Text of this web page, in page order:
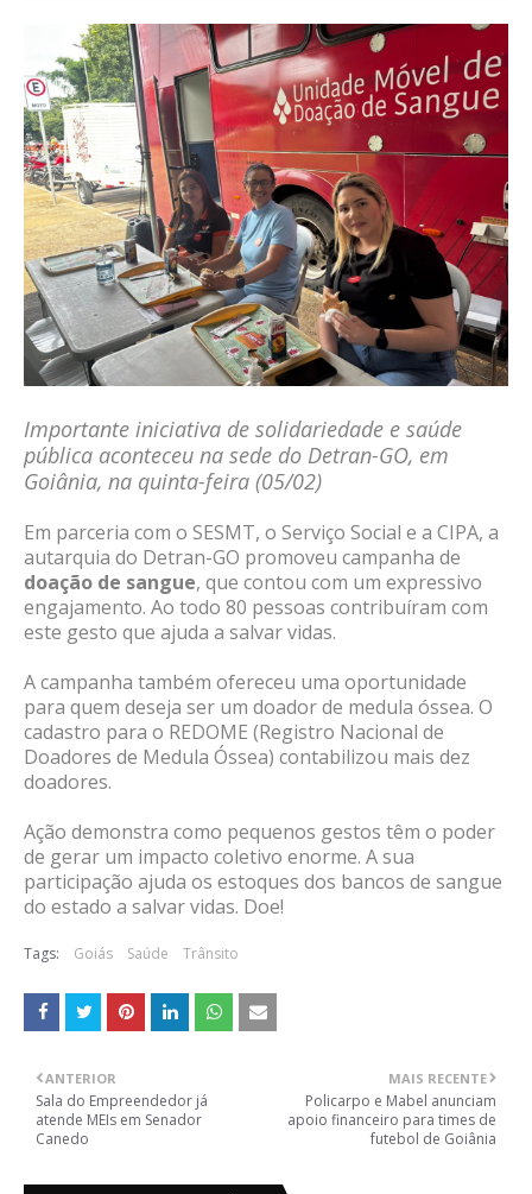
Importante iniciativa de solidariedade e saúde
pública aconteceu na sede do Detran-GO, em
Goiânia, na quinta-feira (05/02)
Em parceria com o SESMT, o Serviço Social e a CIPA, a
autarquia do Detran-GO promoveu campanha de
doação de sangue, que contou com um expressivo
engajamento. Ao todo 80 pessoas contribuíram com
este gesto que ajuda a salvar vidas.
A campanha também ofereceu uma oportunidade
para quem deseja ser um doador de medula óssea. O
cadastro para o REDOME (Registro Nacional de
Doadores de Medula Óssea) contabilizou mais dez
doadores.
Ação demonstra como pequenos gestos têm o poder
de gerar um impacto coletivo enorme. A sua
participação ajuda os estoques dos bancos de sangue
do estado a salvar vidas. Doe!
Tags: Goiás Saúde Trânsito
MAIS RECENTE
Policarpo e Mabel anunciam
apoio financeiro para times de
futebol de Goiânia
ANTERIOR
Sala do Empreendedor já
atende MEIs em Senador
Canedo